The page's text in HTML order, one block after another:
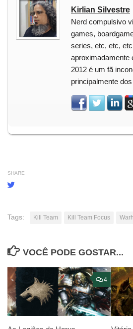
Kirlian Silvestre
Nerd compulsivo
games,
series, etc, etc,
aproximadamente
2012 é um fã
principalmente
SHARE
Tags: Kill Team Kill Team Focus
VOCÊ PODE GOSTAR...
4